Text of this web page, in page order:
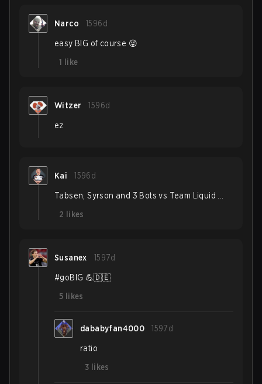
Narco 1596d
easy BIG of course 😜
1
like
Witzer 1596d
ez
Kai 1596d
Tabsen, Syrson and 3 Bots vs Team Liquid ...
2
likes
Susanex 1597d
#goBIG 💪🇩🇪
5 likes
dababyfan4000 1597d
ratio
3 likes